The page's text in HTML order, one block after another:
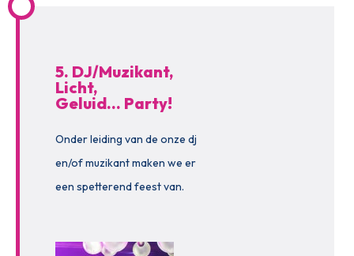
5. DJ/Muzikant,
Licht,
Geluid… Party!
Onder leiding van de onze dj
en/of muzikant maken we er
een spetterend feest van.